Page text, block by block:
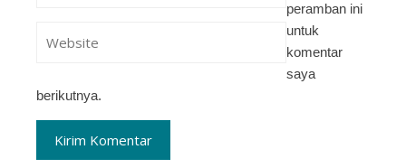
peramban ini
untuk
komentar
saya
berikutnya.